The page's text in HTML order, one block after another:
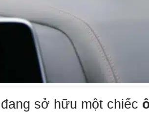
sở hữu một chiếc